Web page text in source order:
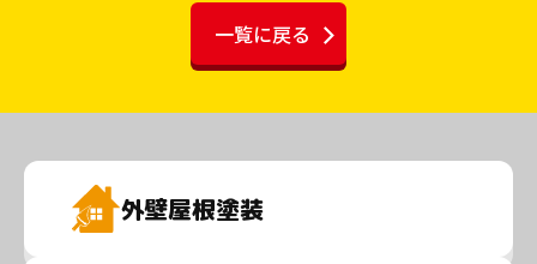
一覧に戻る
外壁屋根塗装